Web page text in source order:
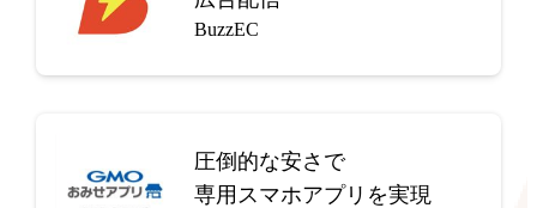
BuzzEC
圧倒的な安さで
専用スマホアプリを実現